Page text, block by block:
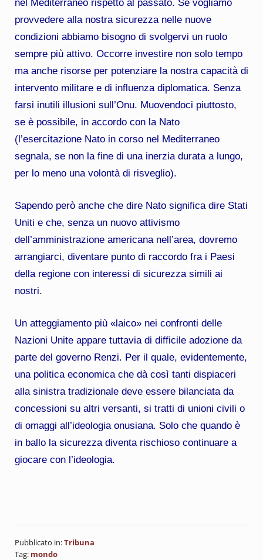
nel Mediterraneo rispetto al passato. Se vogliamo
provvedere alla nostra sicurezza nelle nuove
condizioni abbiamo bisogno di svolgervi un ruolo
sempre più attivo. Occorre investire non solo tempo
ma anche risorse per potenziare la nostra capacità di
intervento militare e di influenza diplomatica. Senza
farsi inutili illusioni sull’Onu. Muovendoci piuttosto,
se è possibile, in accordo con la Nato
(l’esercitazione Nato in corso nel Mediterraneo
segnala, se non la fine di una inerzia durata a lungo,
per lo meno una volontà di risveglio).
Sapendo però anche che dire Nato significa dire Stati
Uniti e che, senza un nuovo attivismo
dell’amministrazione americana nell’area, dovremo
arrangiarci, diventare punto di raccordo fra i Paesi
della regione con interessi di sicurezza simili ai
nostri.
Un atteggiamento più «laico» nei confronti delle
Nazioni Unite appare tuttavia di difficile adozione da
parte del governo Renzi. Per il quale, evidentemente,
una politica economica che dà così tanti dispiaceri
alla sinistra tradizionale deve essere bilanciata da
concessioni su altri versanti, si tratti di unioni civili o
di omaggi all’ideologia onusiana. Solo che quando è
in ballo la sicurezza diventa rischioso continuare a
giocare con l’ideologia.
Pubblicato in:Tribuna
Tag: mondo